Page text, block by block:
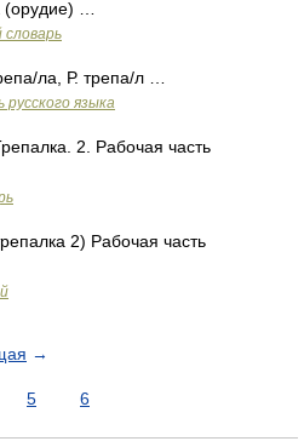
…
словарь
ла, Р. трепа/л …
языка
2. Рабочая часть
2) Рабочая часть
→
5 6